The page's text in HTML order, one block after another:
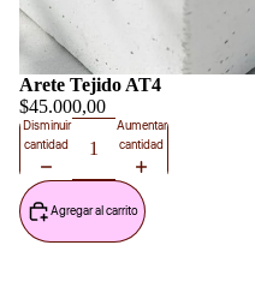
Arete Tejido AT4
$45.000,00
Disminuir
cantidad
Aumentar
cantidad
Agregar al carrito